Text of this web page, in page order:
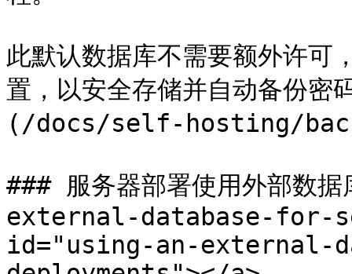
此默认数据库不需要额外许
置，以安全存储并自动备份
(/docs/self-hosting/
### 服务器部署使用外部
external-database-for-
id="using-an-external-